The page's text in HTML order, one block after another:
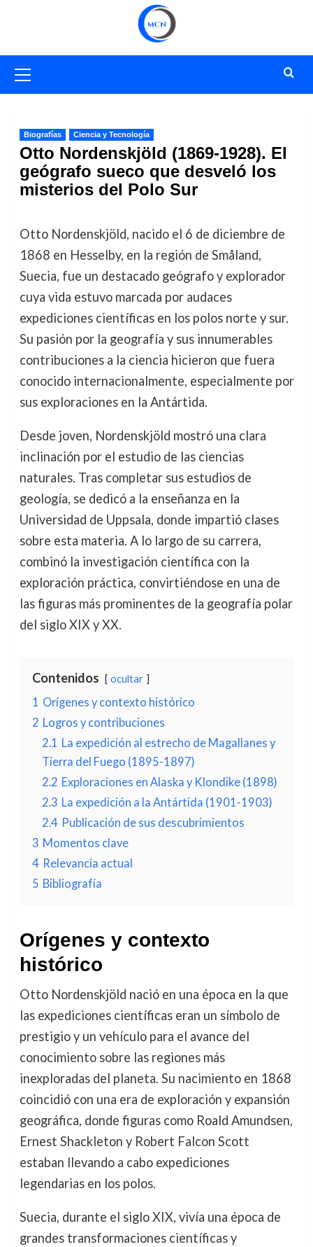
primario
Biografías Ciencia y Tecnología
Otto Nordenskjöld (1869-1928). El
geógrafo sueco que desveló los
misterios del Polo Sur
Otto Nordenskjöld, nacido el 6 de diciembre de
1868 en Hesselby, en la región de Småland,
Suecia, fue un destacado geógrafo y explorador
cuya vida estuvo marcada por audaces
expediciones científicas en los polos norte y sur.
Su pasión por la geografía y sus innumerables
contribuciones a la ciencia hicieron que fuera
conocido internacionalmente, especialmente por
sus exploraciones en la Antártida.
Desde joven, Nordenskjöld mostró una clara
inclinación por el estudio de las ciencias
naturales. Tras completar sus estudios de
geología, se dedicó a la enseñanza en la
Universidad de Uppsala, donde impartió clases
sobre esta materia. A lo largo de su carrera,
combinó la investigación científica con la
exploración práctica, convirtiéndose en una de
las figuras más prominentes de la geografía polar
del siglo XIX y XX.
Contenidos ocultar
1 Orígenes y contexto histórico
2 Logros y contribuciones
2.1 La expedición al estrecho de Magallanes y
Tierra del Fuego (1895-1897)
2.2 Exploraciones en Alaska y Klondike (1898)
2.3 La expedición a la Antártida (1901-1903)
2.4 Publicación de sus descubrimientos
3 Momentos clave
4 Relevancia actual
5 Bibliografía
Orígenes y contexto
histórico
Otto Nordenskjöld nació en una época en la que
las expediciones científicas eran un símbolo de
prestigio y un vehículo para el avance del
conocimiento sobre las regiones más
inexploradas del planeta. Su nacimiento en 1868
coincidió con una era de exploración y expansión
geográfica, donde figuras como Roald Amundsen,
Ernest Shackleton y Robert Falcon Scott
estaban llevando a cabo expediciones
legendarias en los polos.
Suecia, durante el siglo XIX, vivía una época de
grandes transformaciones científicas y